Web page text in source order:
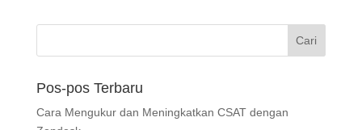
Pos-pos Terbaru
Cara Mengukur dan Meningkatkan CSAT dengan